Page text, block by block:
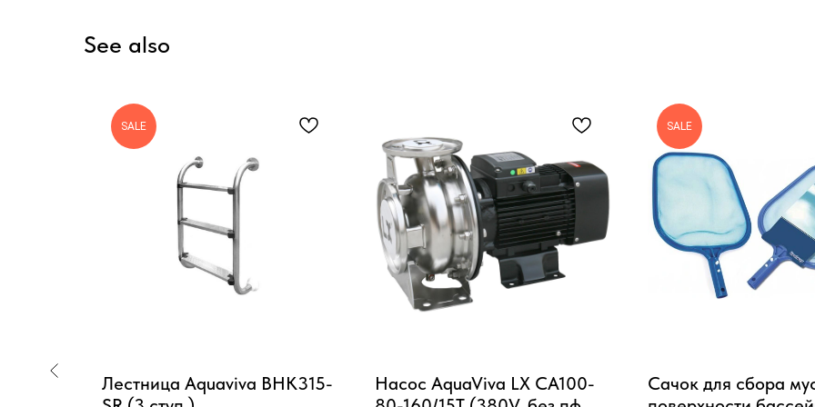
See also
SALE
Лестница Aquaviva BHK315-
Насос AquaViva LX CA100-
SALE
Сачок для сбора